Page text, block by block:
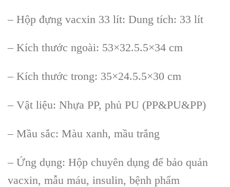
– Hộp đựng vacxin 33 lít: Dung tích: 33 lít
– Kích thước ngoài: 53×32.5.5×34 cm
– Kích thước trong: 35×24.5.5×30 cm
– Vật liệu: Nhựa PP, phủ PU (PP&PU&PP)
– Mầu sắc: Màu xanh, mầu trắng
– Ứng dụng: Hộp chuyên dụng để bảo quản
vacxin, mẫu máu, insulin, bệnh phẩm